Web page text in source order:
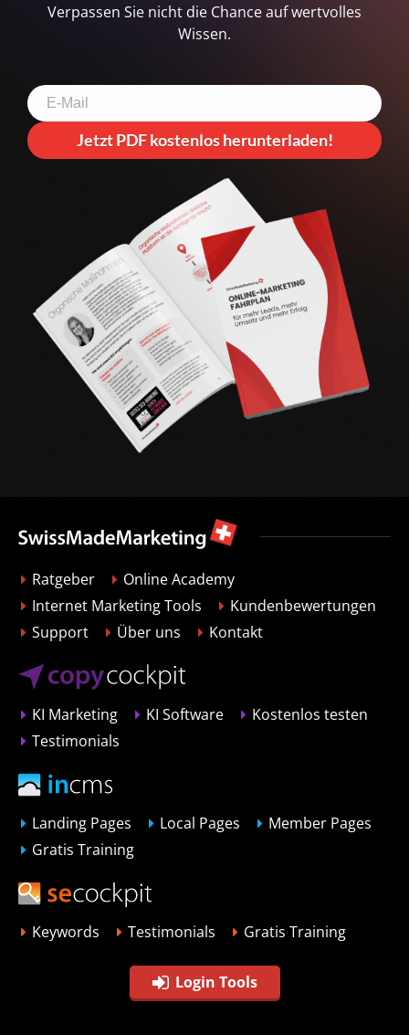
Verpassen Sie nicht die Chance auf wertvolles
Wissen.
Jetzt PDF kostenlos herunterladen!
Ratgeber
Online Academy
Internet Marketing Tools
Kundenbewertungen
Support
Über uns Kontakt
KI Marketing KI Software
Kostenlos testen
Testimonials
Landing Pages Local Pages
Member Pages
Gratis Training
Keywords Testimonials Gratis Training
Login Tools